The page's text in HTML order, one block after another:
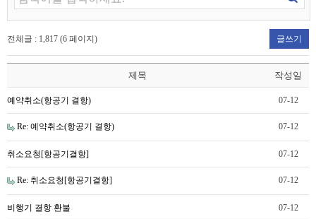
전체글 : 1,817 (6 페이지) 글쓰기
제목 작성일
예약취소(항공기 결항) 07-12
Re: 예약취소(항공기 결항) 07-12
취소요청[항공기결항] 07-12
Re: 취소요청[항공기결항] 07-12
비행기 결항 환불 07-12